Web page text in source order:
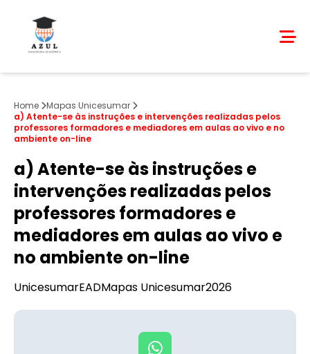
Home
Mapas Unicesumar
a) Atente-se às instruções e intervenções realizadas pelos
professores formadores e mediadores em aulas ao vivo e no
ambiente on-line
a) Atente-se às instruções e
intervenções realizadas pelos
professores formadores e
mediadores em aulas ao vivo e
no ambiente on-line
UnicesumarEADMapas Unicesumar2026